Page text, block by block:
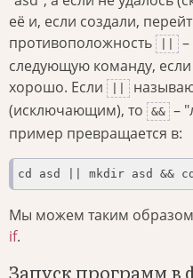
её и, если создали,
противоположность
–
следующую команду,
хорошо. Если
(исключающим), то
&& –
пример превращается в:
cd asd || mkdir asd &&
Мы можем таким образом
if.
Запуск программ в